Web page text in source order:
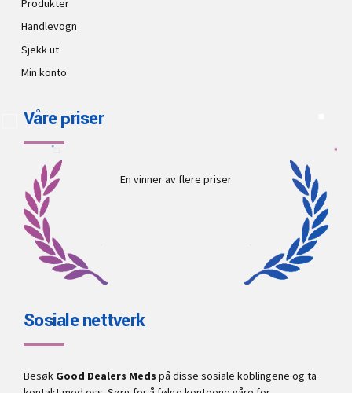
Produkter
Handlevogn
Sjekk ut
Min konto
Våre priser
En vinner av flere priser
Sosiale nettverk
Besøk Good Dealers Meds på disse sosiale koblingene og ta